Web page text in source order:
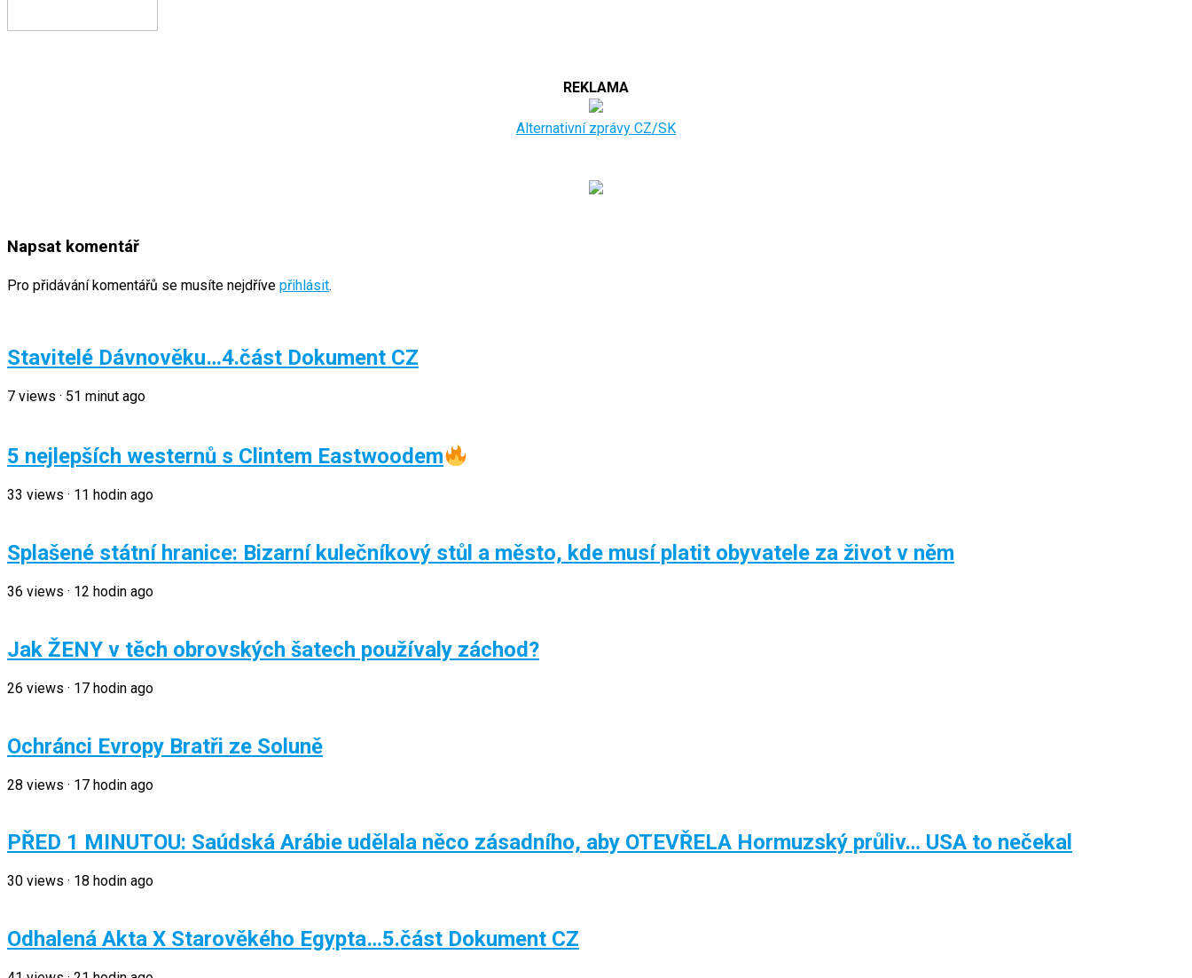
REKLAMA
Alternativní zprávy CZ/SK
Napsat komentář
Pro přidávání komentářů se musíte nejdříve přihlásit.
Stavitelé Dávnověku…4.část Dokument CZ
7 views · 51 minut ago
5 nejlepších westernů s Clintem Eastwoodem
33 views · 11 hodin ago
Splašené státní hranice: Bizarní kulečníkový stůl a město, kde musí platit obyvatele za život v něm
36 views · 12 hodin ago
Jak ŽENY v těch obrovských šatech používaly záchod?
26 views · 17 hodin ago
Ochránci Evropy Bratři ze Soluně
28 views · 17 hodin ago
PŘED 1 MINUTOU: Saúdská Arábie udělala něco zásadního, aby OTEVŘELA Hormuzský průliv… USA to nečekal
30 views · 18 hodin ago
Odhalená Akta X Starověkého Egypta…5.část Dokument CZ